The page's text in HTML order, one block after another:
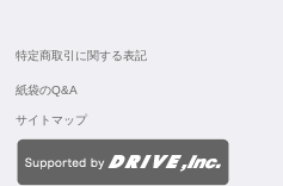
特定商取引に関する表記
紙袋のQ&A
サイトマップ